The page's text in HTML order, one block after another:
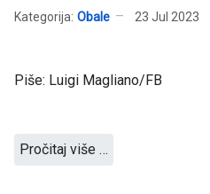
Kategorija: Obale 23 Jul 2023
Piše: Luigi Magliano/FB
Pročitaj više …